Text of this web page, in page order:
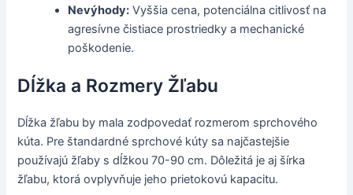
Nevýhody: Vyššia cena, potenciálna citlivosť na
agresívne čistiace prostriedky a mechanické
poškodenie.
Dĺžka a Rozmery Žľabu
Dĺžka žľabu by mala zodpovedať rozmerom sprchového
kúta. Pre štandardné sprchové kúty sa najčastejšie
používajú žľaby s dĺžkou 70-90 cm. Dôležitá je aj šírka
žľabu, ktorá ovplyvňuje jeho prietokovú kapacitu.